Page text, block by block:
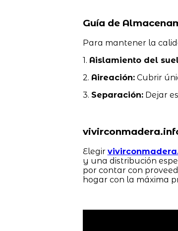
Guía de
Para mantener la
1. Aislamiento del
2. Aireación:Cubrir
3. Separación:Dejar
Elegir
y una distribución
por contar con
hogar con la máxima